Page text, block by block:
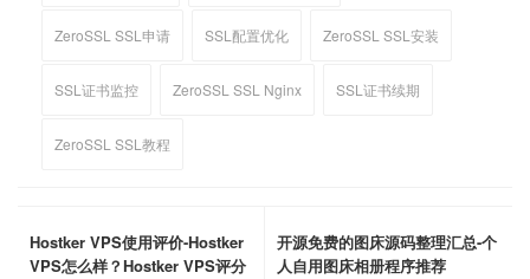
ZeroSSL SSL申请 SSL配置优化 ZeroSSL SSL安装
SSL证书监控 ZeroSSL SSL Nginx SSL证书续期
ZeroSSL SSL教程
Hostker VPS使用评价-Hostker
VPS怎么样？Hostker VPS评分
开源免费的图床源码整理汇总-个
人自用图床相册程序推荐